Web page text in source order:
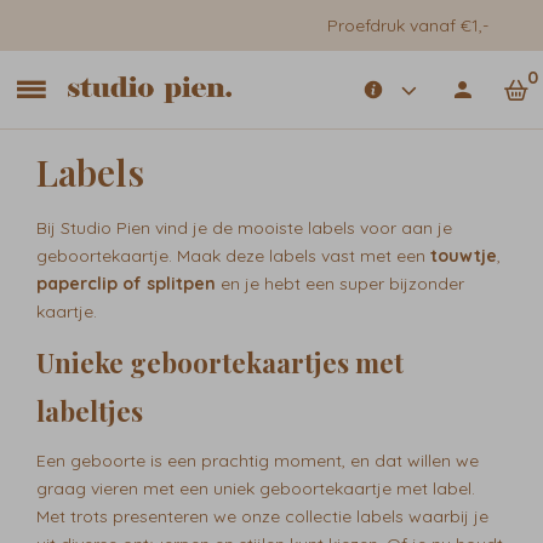
Proefdruk vanaf €1,-
0
Labels
Bij Studio Pien vind je de mooiste labels voor aan je
geboortekaartje. Maak deze labels vast met een touwtje,
paperclip of splitpen en je hebt een super bijzonder
kaartje.
Unieke geboortekaartjes met
labeltjes
Een geboorte is een prachtig moment, en dat willen we
graag vieren met een uniek geboortekaartje met label.
Met trots presenteren we onze collectie labels waarbij je